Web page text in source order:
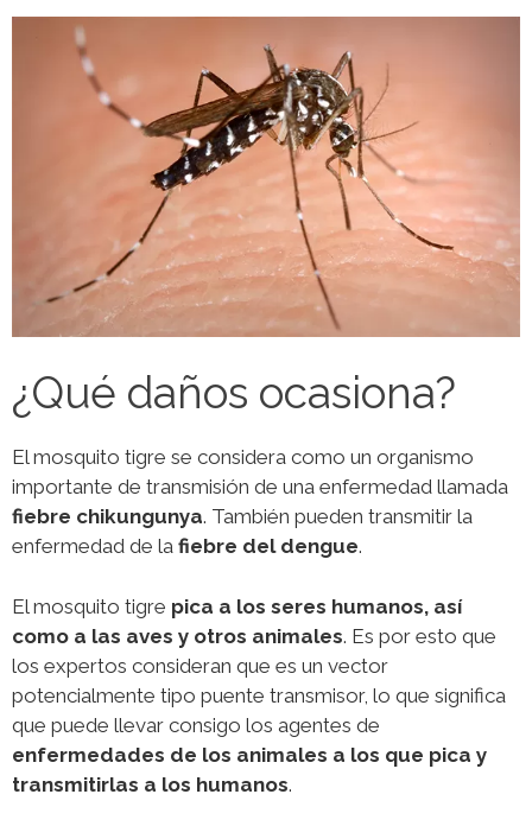
¿Qué daños ocasiona?
El mosquito tigre se considera como un organismo
importante de transmisión de una enfermedad llamada
fiebre chikungunya. También pueden transmitir la
enfermedad de la fiebre del dengue.
El mosquito tigre pica a los seres humanos, así
como a las aves y otros animales. Es por esto que
los expertos consideran que es un vector
potencialmente tipo puente transmisor, lo que significa
que puede llevar consigo los agentes de
enfermedades de los animales a los que pica y
transmitirlas a los humanos.